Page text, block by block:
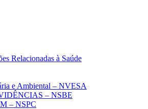
Relacionadas à Saúde
e Ambiental – NVESA
– NSBE
– NSPC